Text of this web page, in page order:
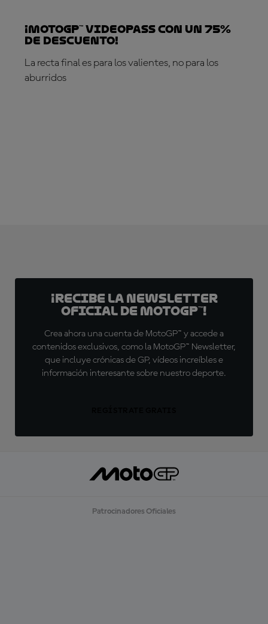
¡MotoGP™ VideoPass con un 75%
de descuento!
La recta final es para los valientes, no para los
aburridos
¡Recibe la Newsletter
oficial de MotoGP™!
Crea ahora una cuenta de MotoGP™ y accede a
contenidos exclusivos, como la MotoGP™ Newsletter,
que incluye crónicas de GP, vídeos increíbles e
información interesante sobre nuestro deporte.
Patrocinadores Oficiales